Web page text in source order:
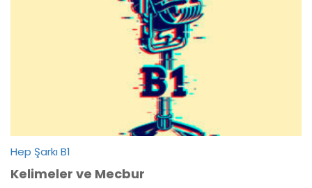
Hep Şarkı B1
Kelimeler ve Mecbur